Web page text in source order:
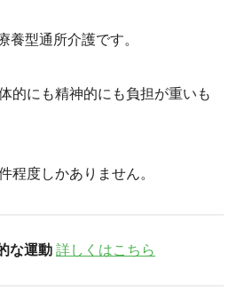
型通所介護です。
的にも精神的にも負担が重いも
程度しかありません。
な運動 詳しくはこちら